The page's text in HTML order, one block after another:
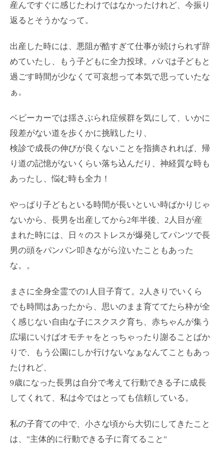
産んですぐに感じたわけではなかったけれど、今振り
返るとそうかなって。
出産した時には、悪阻が酷すぎて仕事が続けられず辞
めていたし、もう子どもに全力投球。パパは子どもと
過ごす時間が少なくて可哀想って本気で思っていたな
ぁ。
ベビーカーでは揺さぶられ症候群を気にして、いかに
段差がない道を歩くかに挑戦したり、
検診で成長の伸びが良くないことを指摘されれば、帰
り道の記憶がないくらい落ち込んだり、神経質な時も
あったし、悩む時も全力！
やっぱり子どもといる時間が長いといい時ばかりじゃ
ないから、長男を出産してから2年半後、2人目が産
まれた時には、日々のストレスが爆発してパンツで長
男の頭をパンパン叩きながら泣いたこともあった
な。。
まさに全身全霊での1人目子育て。2人きりでいくら
でも時間はあったから、思いのまま育ててたら枠が全
く感じない自由な子にスクスク育ち、赤ちゃんが集う
広場にいけばオモチャをとっちゃったり謝ることばか
りで、もう公園にしか行けないなぁなんてこともあっ
たけれど、
9歳になった長男は自分で考えて行動できる子に成長
してくれて、私は今ではとっても信頼している。
私の子育ての中で、小さな頃から大切にしてきたこと
は、"主体的に行動できる子に育てること"